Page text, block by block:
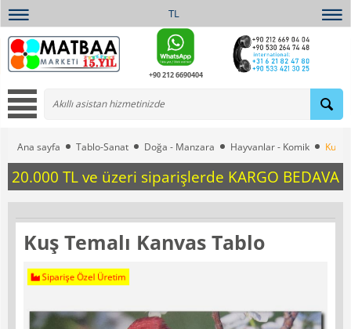
TL
+90 212 6690404
Ana sayfa Tablo-Sanat Doğa - Manzara Hayvanlar - Komik Kuş
20.000 TL ve üzeri siparişlerde KARGO BEDAVA
Kuş Temalı Kanvas Tablo
Siparişe Özel Üretim